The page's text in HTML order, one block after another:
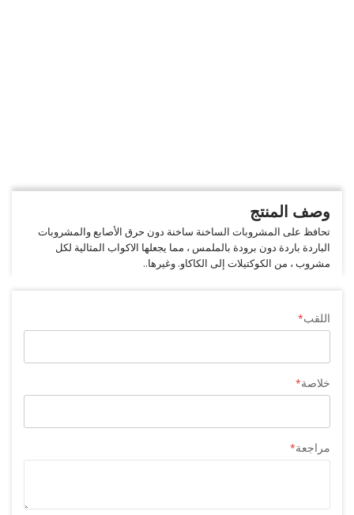
وصف المنتج
تحافظ على المشروبات الساخنة ساخنة دون حرق الأصابع والمشروبات
الباردة باردة دون برودة بالملمس ، مما يجعلها الاكواب المثالية لكل
مشروب ، من الكوكتيلات إلى الكاكاو. وغيرها..
اللقب
خلاصة
مراجعة